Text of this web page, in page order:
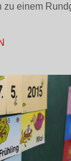
zu einem